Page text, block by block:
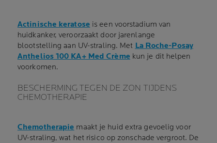
Actinische keratose is een voorstadium van
huidkanker, veroorzaakt door jarenlange
blootstelling aan UV-straling. Met La Roche-Posay
Anthelios 100 KA+ Med Crème kun je dit helpen
voorkomen.
BESCHERMING TEGEN DE ZON TIJDENS
CHEMOTHERAPIE
Chemotherapie maakt je huid extra gevoelig voor
UV-straling, wat het risico op zonschade vergroot. De